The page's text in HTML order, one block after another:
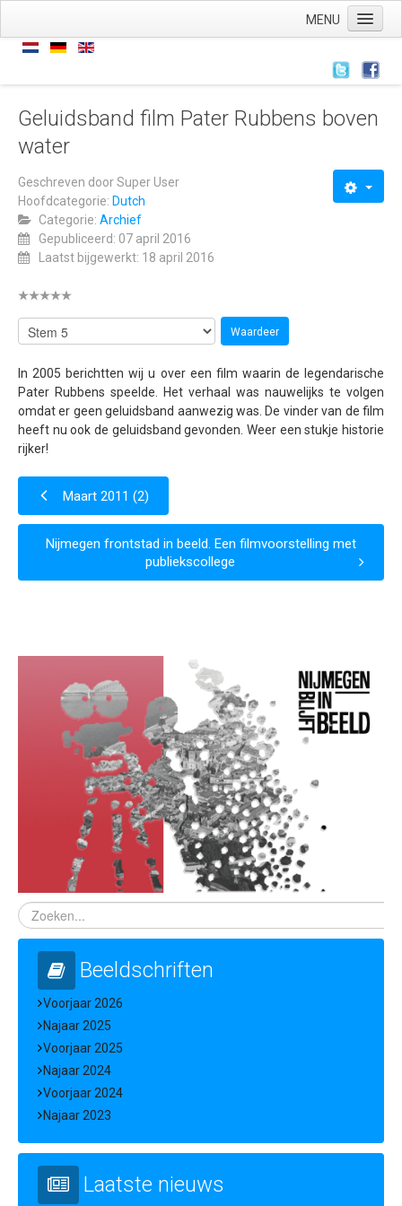
MENU
Home
Nieuws
Archief
Links
Wie zijn we
De stichting
AVG
Wat hebben we
Voorstellingen
Samenwerking
Beeldschriften
Wat zoeken we
Donateurs
Vrijwilligers
Beeldmateriaal
Geluidsband film Pater Rubbens boven
water
Geschreven doorSuper User
Hoofdcategorie: Dutch
Categorie: Archief
Gepubliceerd: 07 april 2016
Laatst bijgewerkt: 18 april 2016
In 2005 berichtten wij u over een film waarin de legendarische
Pater Rubbens speelde. Het verhaal was nauwelijks te volgen
omdat er geen geluidsband aanwezig was. De vinder van de film
heeft nu ook de geluidsband gevonden. Weer een stukje historie
rijker!
Maart 2011 (2)
Nijmegen frontstad in beeld. Een filmvoorstelling met
publiekscollege
Beeldschriften
Voorjaar 2026
Najaar 2025
Voorjaar 2025
Najaar 2024
Voorjaar 2024
Najaar 2023
Laatste nieuws